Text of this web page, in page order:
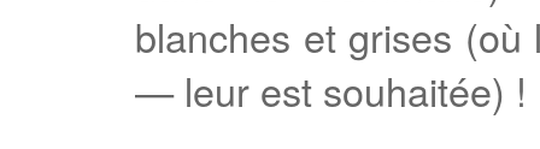
blanches et grises
— leur est souhaitée) !